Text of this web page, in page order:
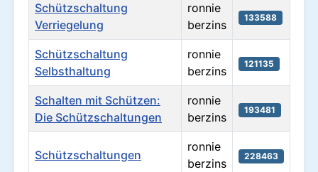
Schützschaltung
Verriegelung
ronnie
berzins
133588
Schützschaltung
Selbsthaltung
ronnie
berzins
121135
Schalten mit Schützen:
Die Schützschaltungen
ronnie
berzins
193481
Schützschaltungen
ronnie
berzins
228463